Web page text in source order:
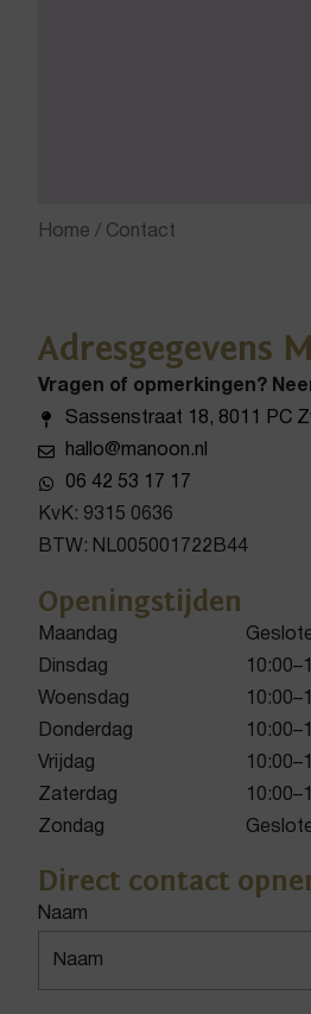
Home / Contact
Adresgegevens
Vragen of opmerkingen?
Sassenstraat 18, 8011 PC
hallo@manoon.nl
06 42 53 17 17
KvK: 9315 0636
BTW: NL005001722B44
Openingstijden
Maandag
Dinsdag
Woensdag
Donderdag
Vrijdag
Zaterdag
Zondag
Direct contact
Naam